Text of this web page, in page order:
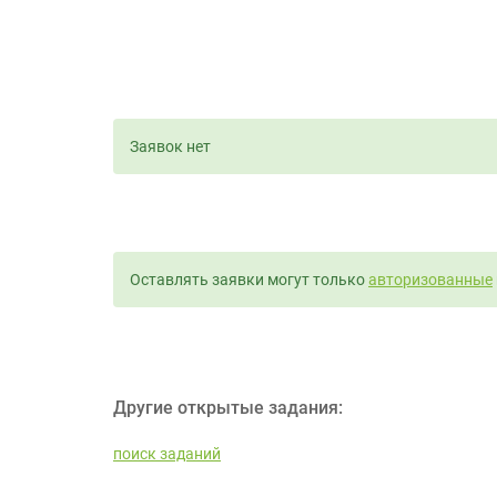
Заявок нет
Оставлять заявки могут толькоавторизованные
Другие открытые задания:
поиск заданий